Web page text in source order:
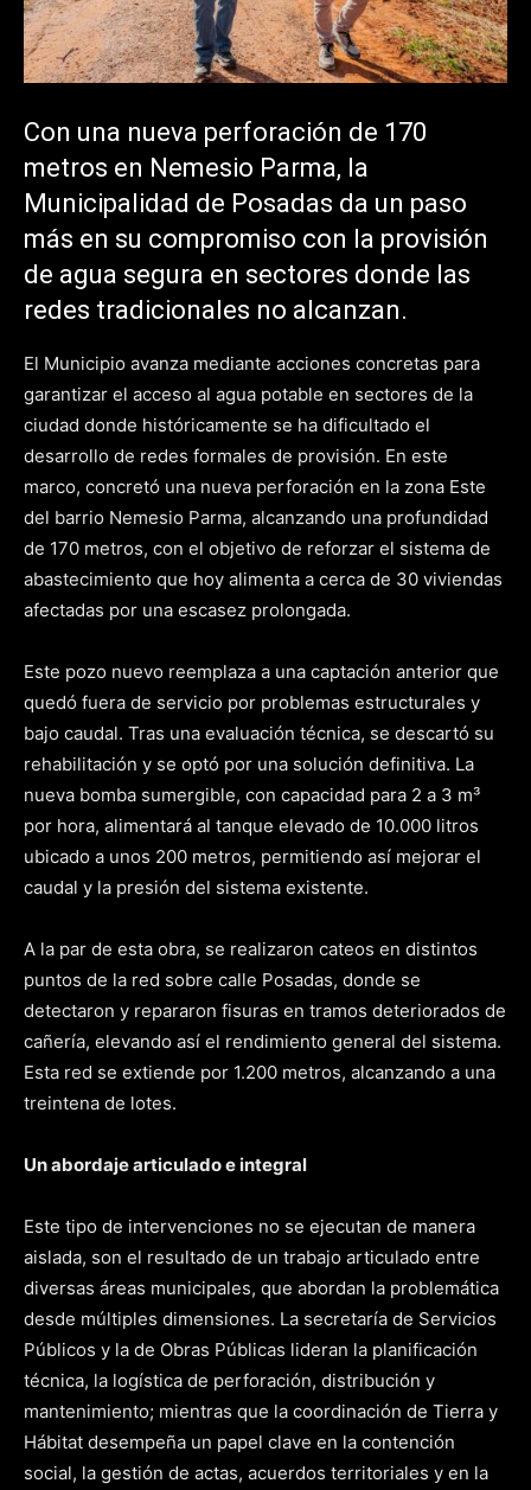
Con una nueva perforación de 170
metros en Nemesio Parma, la
Municipalidad de Posadas da un paso
más en su compromiso con la provisión
de agua segura en sectores donde las
redes tradicionales no alcanzan.
El Municipio avanza mediante acciones concretas para
garantizar el acceso al agua potable en sectores de la
ciudad donde históricamente se ha dificultado el
desarrollo de redes formales de provisión. En este
marco, concretó una nueva perforación en la zona Este
del barrio Nemesio Parma, alcanzando una profundidad
de 170 metros, con el objetivo de reforzar el sistema de
abastecimiento que hoy alimenta a cerca de 30 viviendas
afectadas por una escasez prolongada.
Este pozo nuevo reemplaza a una captación anterior que
quedó fuera de servicio por problemas estructurales y
bajo caudal. Tras una evaluación técnica, se descartó su
rehabilitación y se optó por una solución definitiva. La
nueva bomba sumergible, con capacidad para 2 a 3 m³
por hora, alimentará al tanque elevado de 10.000 litros
ubicado a unos 200 metros, permitiendo así mejorar el
caudal y la presión del sistema existente.
A la par de esta obra, se realizaron cateos en distintos
puntos de la red sobre calle Posadas, donde se
detectaron y repararon fisuras en tramos deteriorados de
cañería, elevando así el rendimiento general del sistema.
Esta red se extiende por 1.200 metros, alcanzando a una
treintena de lotes.
Un abordaje articulado e integral
Este tipo de intervenciones no se ejecutan de manera
aislada, son el resultado de un trabajo articulado entre
diversas áreas municipales, que abordan la problemática
desde múltiples dimensiones. La secretaría de Servicios
Públicos y la de Obras Públicas lideran la planificación
técnica, la logística de perforación, distribución y
mantenimiento; mientras que la coordinación de Tierra y
Hábitat desempeña un papel clave en la contención
social, la gestión de actas, acuerdos territoriales y en la